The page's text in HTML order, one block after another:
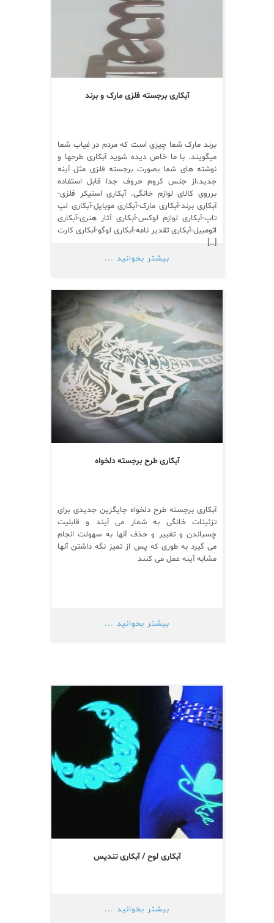
آبکاری برجسته فلزی مارک و برند
برند مارک شما چیزی است که مردم در غیاب شما
میگویند. با ما خاص دیده شوید آبکاری طرحها و
نوشته های شما بصورت برجسته فلزی مثل آینه
جدید،از جنس کروم حروف جدا قابل استفاده
برروی کالای لوازم خانگی. آبکاری استیکر فلزی-
آبکاری برند-آبکاری مارک-آبکاری موبایل-آبکاری لپ
تاپ-آبکاری لوازم لوکس-آبکاری آثار هنری-آبکاری
اتومبیل-آبکاری تقدیر نامه-آبکاری لوگو-آبکاری کارت
[…]
بیشتر بخوانید ...
آبکاری طرح برجسته دلخواه
آبکاری برجسته طرح دلخواه جایگزین جدیدی برای
تزئینات خانگی به شمار می آیند و قابلیت
چسباندن و تغییر و حذف آنها به سهولت انجام
می گیرد به طوری که پس از تمیز نگه داشتن آنها
مشابه آینه عمل می کنند
بیشتر بخوانید ...
آبکاری لوح / آبکاری تندیس
بیشتر بخوانید ...